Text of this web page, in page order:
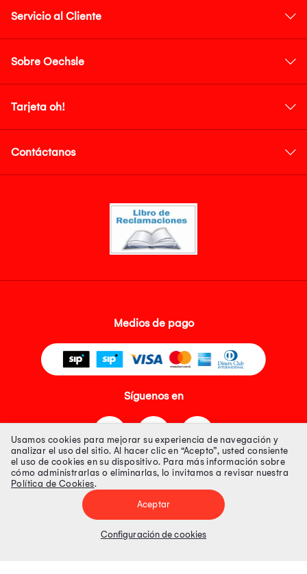
Servicio al Cliente
Sobre Oechsle
Tarjeta oh!
Contáctanos
Medios de pago
Síguenos en
Tienda 100% Segura
Tiendas Peruanas S.A. R.U.C. Nº 20493020618. Todos los derechos
Precios disponibles solo en www.oechsle.pe. Precios online publicados
Usamos cookies para mejorar su experiencia de navegación y
analizar el uso del sitio. Al hacer clic en “Acepto”, usted consiente
el uso de cookies en su dispositivo. Para más información sobre
cómo administrarlas o eliminarlas, lo invitamos a revisar nuestra
Política de Cookies.
Aceptar
Configuración de cookies